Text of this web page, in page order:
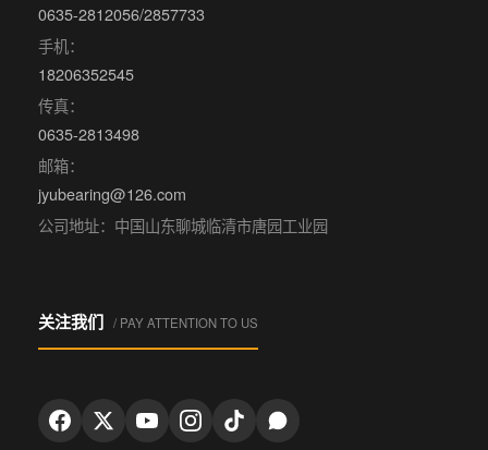
0635-2812056/2857733
手机：
18206352545
传真：
0635-2813498
邮箱：
jyubearing@126.com
公司地址：中国山东聊城临清市唐园工业园
关注我们 / PAY ATTENTION TO US